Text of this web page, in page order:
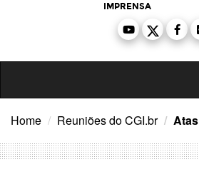
IMPRENSA
Home Reuniões do CGI.br Atas